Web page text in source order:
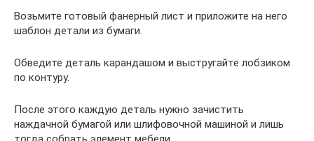
Возьмите готовый фанерный лист и приложите на него
шаблон детали из бумаги.
Обведите деталь карандашом и выстругайте лобзиком
по контуру.
После этого каждую деталь нужно зачистить
наждачной бумагой или шлифовочной машиной и лишь